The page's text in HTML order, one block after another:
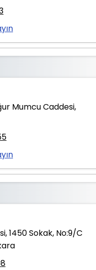
Mumcu Caddesi,
1450 Sokak, No:9/C